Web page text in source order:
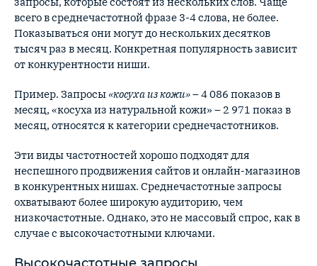
всего в среднечастотной фразе 3-4 слова, не более.
Показываться они могут до нескольких десятков
тысяч раз в месяц. Конкретная популярность зависит
от конкурентности ниши.
Пример. Запросы «косуха из кожи»– 4 086 показов в
месяц, «косуха из натуральной кожи» – 2 971 показ в
месяц, относятся к категории среднечастотников.
Эти виды частотностей хорошо подходят для
неспешного продвижения сайтов и онлайн-магазинов
в конкурентных нишах. Среднечастотные запросы
охватывают более широкую аудиторию, чем
низкочастотные. Однако, это не массовый спрос, как в
случае с высокочастотными ключами.